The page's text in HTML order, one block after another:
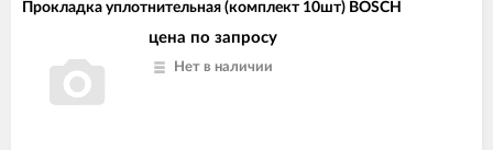
BOSCH GAZ 7000 W ZWC 35-3MFA
Прокладка уплотнительная (комплект 10шт) BOSCH
цена по запросу
Нет в наличии